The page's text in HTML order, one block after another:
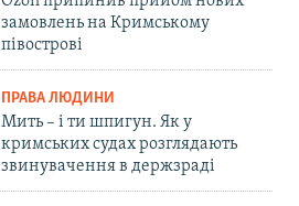
замовлень на Кримському
півострові
ПРАВА ЛЮДИНИ
Мить – і ти шпигун. Як у
кримських судах розглядають
звинувачення в держзраді